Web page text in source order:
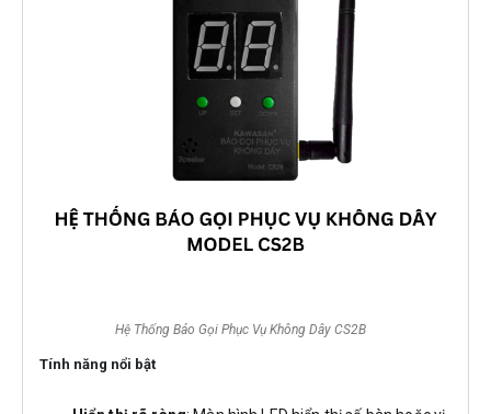
Hệ Thống Báo Gọi Phục Vụ Không Dây CS2B
Tính năng nổi bật